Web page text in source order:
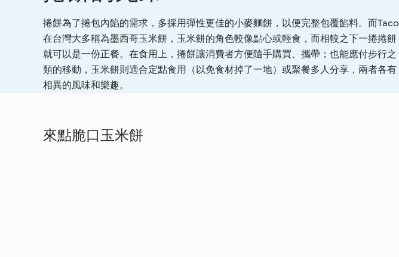
捲餅為了捲包內餡的需求，多採用彈性更佳的小麥麵餅，以便完整包覆餡料。而Taco
在台灣大多稱為墨西哥玉米餅，玉米餅的角色較像點心或輕食，而相較之下一捲捲餅
就可以是一份正餐。在食用上，捲餅讓消費者方便隨手購買、攜帶；也能應付步行之
類的移動，玉米餅則適合定點食用（以免食材掉了一地）或聚餐多人分享，兩者各有
相異的風味和樂趣。
來點脆口玉米餅